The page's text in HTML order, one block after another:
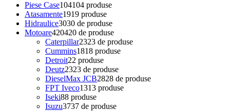
Piese Case104104 produse
Atasamente1919 produse
Hidraulice3030 de produse
Motoare420420 de produse
Caterpillar2323 de produse
Cummins1818 produse
Detroit22 produse
Deutz2323 de produse
DieselMax JCB2828 de produse
FPT Iveco1313 produse
Iseki88 produse
Isuzu3737 de produse